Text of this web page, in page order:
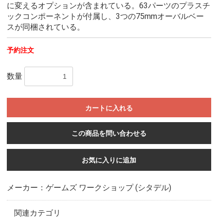
に変えるオプションが含まれている。63パーツのプラスチ
ックコンポーネントが付属し、3つの75mmオーバルベー
スが同梱されている。
予約注文
数量
カートに入れる
この商品を問い合わせる
お気に入りに追加
メーカー：ゲームズ ワークショップ (シタデル)
関連カテゴリ